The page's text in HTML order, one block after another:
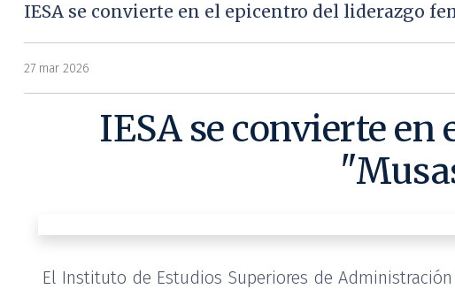
IESA se convierte en el epicentro del liderazgo
27 mar 2026
IESA se convierte
El Instituto de Estudios Superiores de